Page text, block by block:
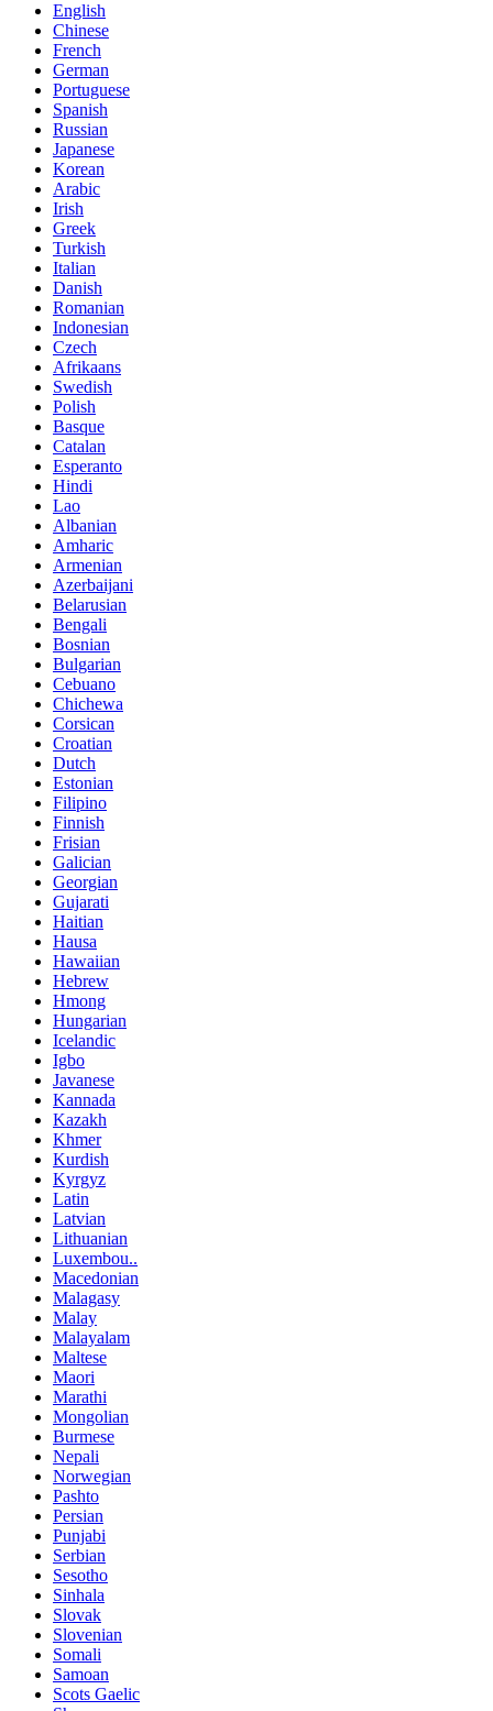
English
Chinese
French
German
Portuguese
Spanish
Russian
Japanese
Korean
Arabic
Irish
Greek
Turkish
Italian
Danish
Romanian
Indonesian
Czech
Afrikaans
Swedish
Polish
Basque
Catalan
Esperanto
Hindi
Lao
Albanian
Amharic
Armenian
Azerbaijani
Belarusian
Bengali
Bosnian
Bulgarian
Cebuano
Chichewa
Corsican
Croatian
Dutch
Estonian
Filipino
Finnish
Frisian
Galician
Georgian
Gujarati
Haitian
Hausa
Hawaiian
Hebrew
Hmong
Hungarian
Icelandic
Igbo
Javanese
Kannada
Kazakh
Khmer
Kurdish
Kyrgyz
Latin
Latvian
Lithuanian
Luxembou..
Macedonian
Malagasy
Malay
Malayalam
Maltese
Maori
Marathi
Mongolian
Burmese
Nepali
Norwegian
Pashto
Persian
Punjabi
Serbian
Sesotho
Sinhala
Slovak
Slovenian
Somali
Samoan
Scots Gaelic